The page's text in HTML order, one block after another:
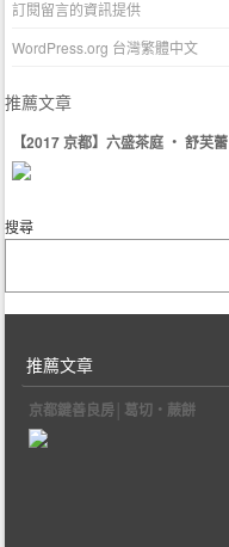
訂閱留言的資訊提供
WordPress.org 台灣繁體中文
推薦文章
【2017 京都】六盛茶庭 ‧ 舒芙蕾
搜尋
推薦文章
京都鍵善良房│葛切‧蕨餅